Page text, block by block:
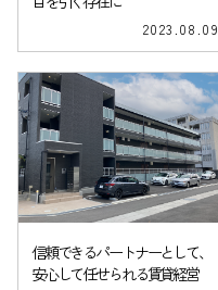
2023.08.09
信頼できるパートナーとして、
安心して任せられる賃貸経営